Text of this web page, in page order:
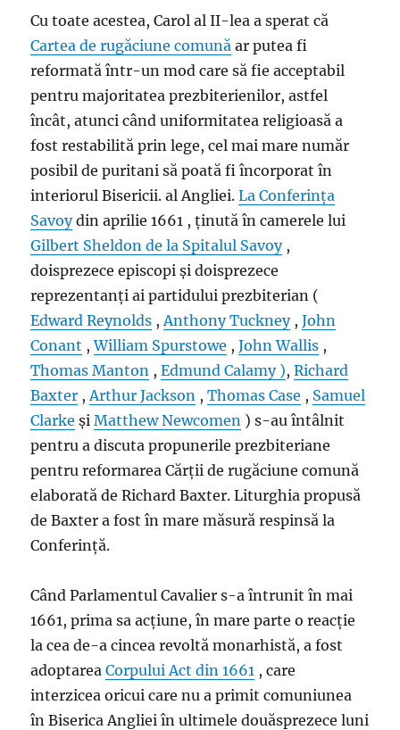
Cu toate acestea, Carol al II-lea a sperat că
Cartea de rugăciune comună ar putea fi
reformată într-un mod care să fie acceptabil
pentru majoritatea prezbiterienilor, astfel
încât, atunci când uniformitatea religioasă a
fost restabilită prin lege, cel mai mare număr
posibil de puritani să poată fi încorporat în
interiorul Bisericii. al Angliei.La Conferința
Savoydin aprilie 1661 , ținută în camerele lui
Gilbert Sheldon de la Spitalul Savoy,
doisprezece episcopi și doisprezece
reprezentanți ai partidului prezbiterian (
Edward Reynolds ,Anthony Tuckney,John
Conant ,William Spurstowe ,John Wallis ,
Thomas Manton ,Edmund Calamy ),Richard
Baxter ,Arthur Jackson ,Thomas Case , Samuel
Clarke șiMatthew Newcomen ) s-au întâlnit
pentru a discuta propunerile prezbiteriane
pentru reformarea Cărții de rugăciune comună
elaborată de Richard Baxter. Liturghia propusă
de Baxter a fost în mare măsură respinsă la
Conferință.
Când Parlamentul Cavalier s-a întrunit în mai
1661, prima sa acțiune, în mare parte o reacție
la cea de-a cincea revoltă monarhistă, a fost
adoptareaCorpului Act din 1661 , care
interzicea oricui care nu a primit comuniunea
în Biserica Angliei în ultimele douăsprezece luni